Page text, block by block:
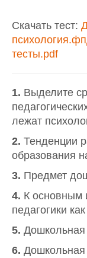
Скачать тест:
тесты.pdf
1. Выделите
лежат
2. Тенденции
образования
3. Предмет
4. К основным
педагогики
5. Дошкольная
6. Дошкольная